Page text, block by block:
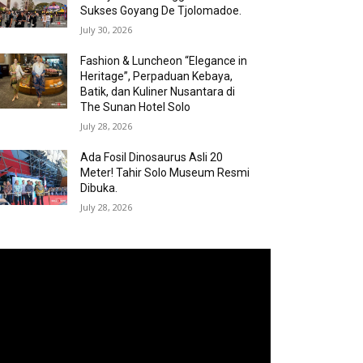
Sukses Goyang De Tjolomadoe.
July 30, 2026
Fashion & Luncheon “Elegance in
Heritage”, Perpaduan Kebaya,
Batik, dan Kuliner Nusantara di
The Sunan Hotel Solo
July 28, 2026
Ada Fosil Dinosaurus Asli 20
Meter! Tahir Solo Museum Resmi
Dibuka.
July 28, 2026